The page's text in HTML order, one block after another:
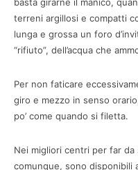
terreni argillosi e compatti
lunga e grossa un foro
“rifiuto”, dell’acqua che
Per non faticare
giro e mezzo in senso
po’ come quando si filetta.
Nei migliori centri per far
comunque, sono disponibili